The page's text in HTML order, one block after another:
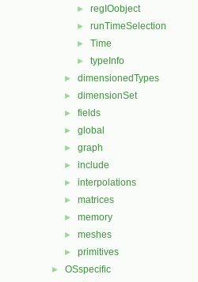
► regIOobject
► runTimeSelection
► Time
► typeInfo
► dimensionedTypes
► dimensionSet
► fields
► global
► graph
► include
► interpolations
► matrices
► memory
► meshes
► primitives
► OSspecific